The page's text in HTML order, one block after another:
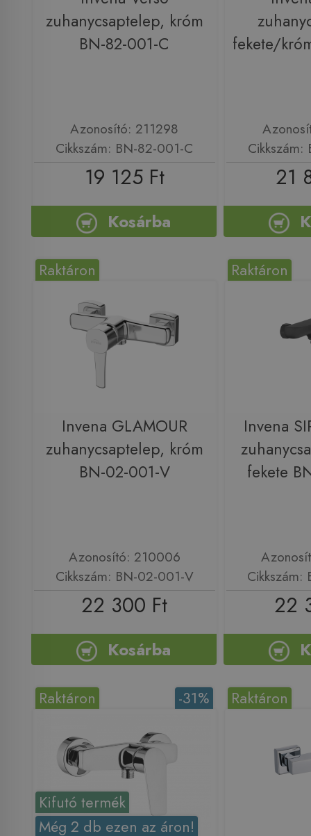
zuhanycsaptelep, króm
BN-82-001-C
Azonosító: 211298
Cikkszám: BN-82-001-C
19 125 Ft
Kosárba
fekete/
21
Raktáron
Invena GLAMOUR
zuhanycsaptelep, króm
BN-02-001-V
Azonosító: 210006
Cikkszám: BN-02-001-V
22 300 Ft
Kosárba
Raktáron
Invena
fekete
22
Kifutó termék
Még 2 db ezen az áron!
-31%
Raktáron Raktáron